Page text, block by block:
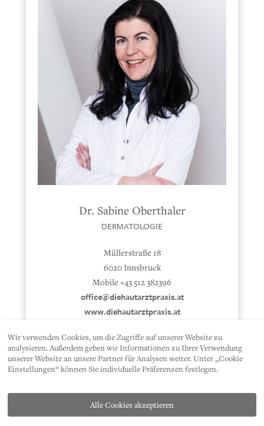
Dr. Sabine Oberthaler
DERMATOLOGIE
Müllerstraße 18
6020 Innsbruck
Mobile +43 512 382396
office@diehautarztpraxis.at
www.diehautarztpraxis.at
Wir verwenden Cookies, um die Zugriffe auf unserer Website zu
analysieren. Außerdem geben wir Informationen zu Ihrer Verwendung
unserer Website an unsere Partner für Analysen weiter. Unter „Cookie
Einstellungen“ können Sie individuelle Präferenzen festlegen.
Alle Cookies akzeptieren